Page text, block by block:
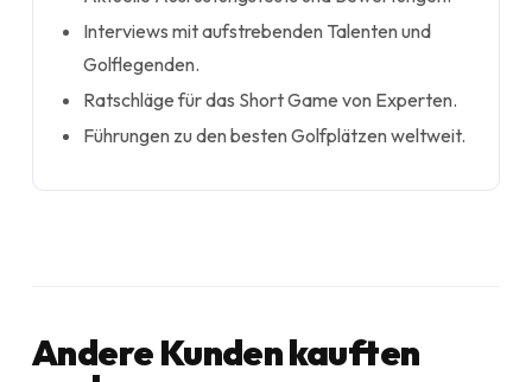
Interviews mit aufstrebenden Talenten und
Golflegenden.
Ratschläge für das Short Game von Experten.
Führungen zu den besten Golfplätzen weltweit.
Andere Kunden kauften